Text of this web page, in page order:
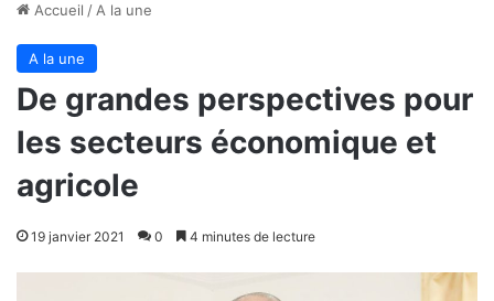
Accueil / A la une
A la une
De grandes perspectives pour
les secteurs économique et
agricole
19 janvier 2021 0 4 minutes de lecture